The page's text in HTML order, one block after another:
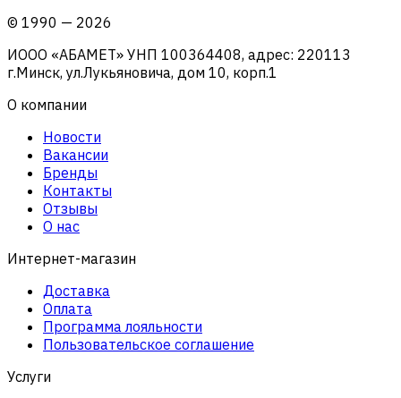
© 1990 — 2026
ИООО «АБАМЕТ» УНП 100364408, адрес: 220113
г.Минск, ул.Лукьяновича, дом 10, корп.1
О компании
Новости
Вакансии
Бренды
Контакты
Отзывы
О нас
Интернет-магазин
Доставка
Оплата
Программа лояльности
Пользовательское соглашение
Услуги